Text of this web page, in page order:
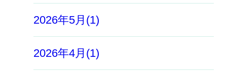
2026年5月(1)
2026年4月(1)